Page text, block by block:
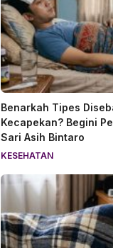
Benarkah Tipes
Kecapekan? Begini
Sari Asih Bintaro
KESEHATAN